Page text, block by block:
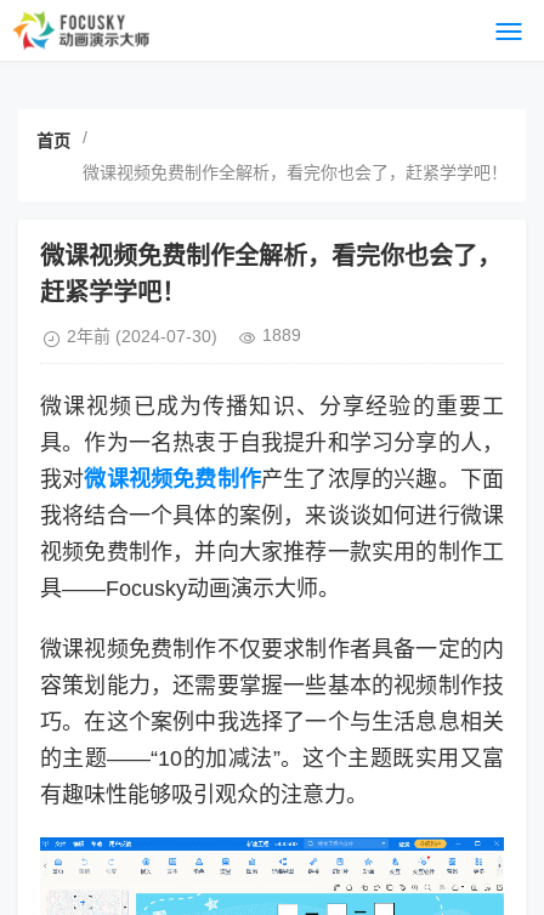
首页
/
微课视频免费制作全解析，看完你也会了，赶紧学学吧！
微课视频免费制作全解析，看完你也会了，
赶紧学学吧！
2年前 (2024-07-30) 1889
微课视频已成为传播知识、分享经验的重要工
具。作为一名热衷于自我提升和学习分享的人，
我对微课视频免费制作产生了浓厚的兴趣。下面
我将结合一个具体的案例，来谈谈如何进行微课
视频免费制作，并向大家推荐一款实用的制作工
具——Focusky动画演示大师。
微课视频免费制作不仅要求制作者具备一定的内
容策划能力，还需要掌握一些基本的视频制作技
巧。在这个案例中我选择了一个与生活息息相关
的主题——“10的加减法”。这个主题既实用又富
有趣味性能够吸引观众的注意力。